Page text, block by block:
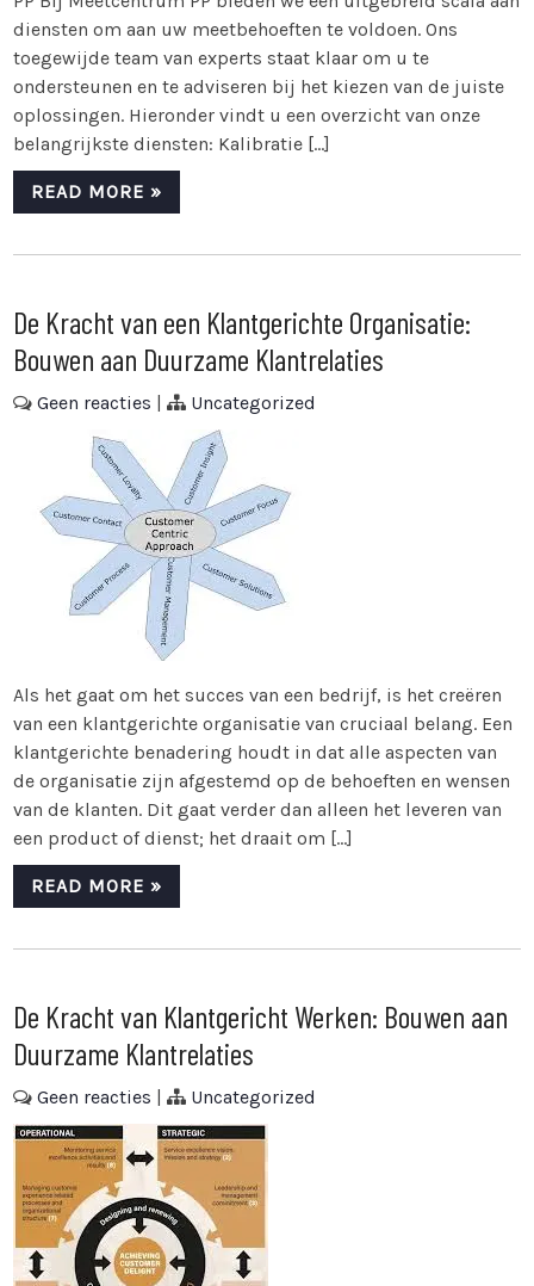
diensten om aan uw meetbehoeften te voldoen. Ons
toegewijde team van experts staat klaar om u te
ondersteunen en te adviseren bij het kiezen van de juiste
oplossingen. Hieronder vindt u een overzicht van onze
belangrijkste diensten: Kalibratie […]
READ MORE »
De Kracht van een Klantgerichte Organisatie:
Bouwen aan Duurzame Klantrelaties
Geen reacties | Uncategorized
Als het gaat om het succes van een bedrijf, is het creëren
van een klantgerichte organisatie van cruciaal belang. Een
klantgerichte benadering houdt in dat alle aspecten van
de organisatie zijn afgestemd op de behoeften en wensen
van de klanten. Dit gaat verder dan alleen het leveren van
een product of dienst; het draait om […]
READ MORE »
De Kracht van Klantgericht Werken: Bouwen aan
Duurzame Klantrelaties
Geen reacties | Uncategorized